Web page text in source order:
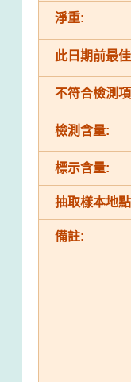
淨重:
此日期前最
不符合檢測
檢測含量:
標示含量:
抽取樣本地
備註: